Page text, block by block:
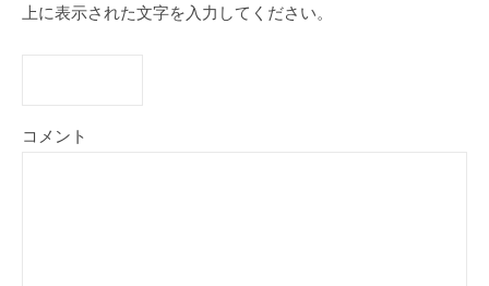
上に表示された文字を入力してください。
コメント